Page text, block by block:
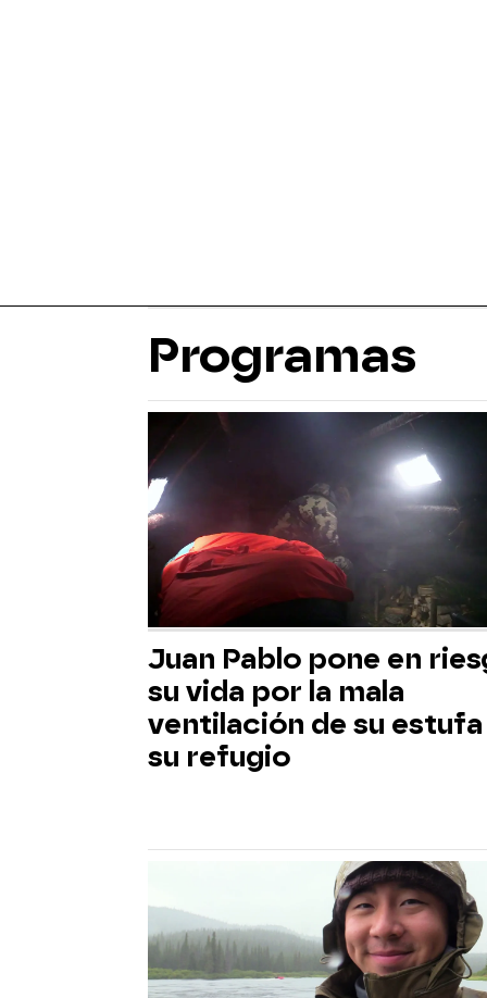
Programas
Juan Pablo pone en
su vida por la mala
ventilación de su estufa
su refugio